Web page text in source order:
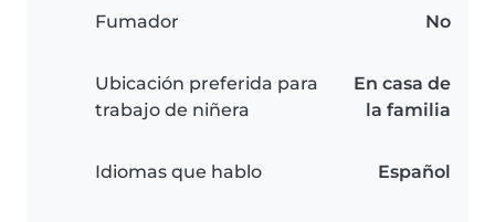
Fumador No
Ubicación preferida para
trabajo de niñera
En casa de
la familia
Idiomas que hablo Español